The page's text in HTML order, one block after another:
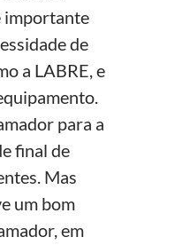
importante
de
a LABRE, e
para a
final de
Mas
um bom
em